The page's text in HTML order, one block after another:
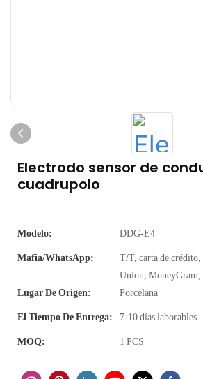
Electrodo sensor de
cuadrupolo
Modelo: DDG-E4
Mafia/WhatsApp:
T/T, carta de crédito,
Union,
Lugar De Origen:
Porcelana
El Tiempo De Entrega: 7-10 días laborables
MOQ: 1 PCS